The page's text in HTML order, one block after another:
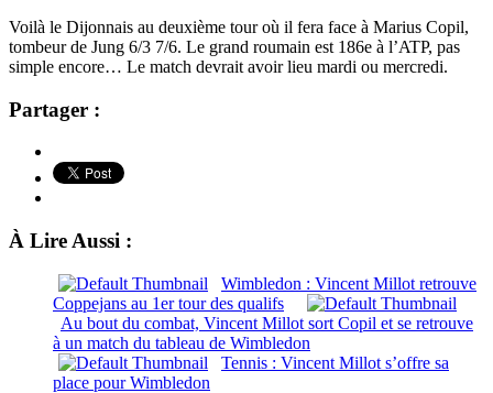
Voilà le Dijonnais au deuxième tour où il fera face à Marius Copil,
tombeur de Jung 6/3 7/6. Le grand roumain est 186e à l’ATP, pas
simple encore… Le match devrait avoir lieu mardi ou mercredi.
Partager :
À Lire Aussi :
Wimbledon : Vincent Millot retrouve
Coppejans au 1er tour des qualifs
Au bout du combat, Vincent Millot sort Copil et se retrouve
à un match du tableau de Wimbledon
Tennis : Vincent Millot s’offre sa
place pour Wimbledon